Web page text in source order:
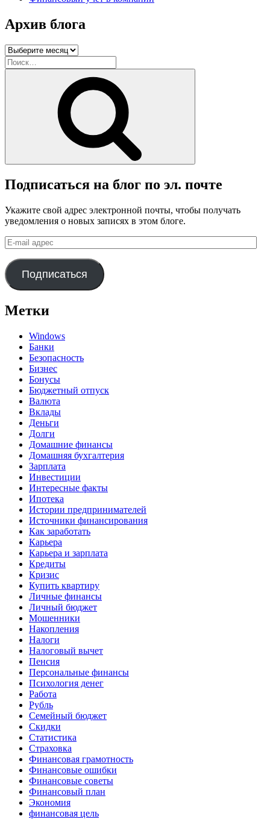
Архив блога
Архив
блога
Искать:
Подписаться на блог по эл. почте
Укажите свой адрес электронной почты, чтобы получать
уведомления о новых записях в этом блоге.
E-
mail
адрес
Подписаться
Метки
Windows
Банки
Безопасность
Бизнес
Бонусы
Бюджетный отпуск
Валюта
Вклады
Деньги
Долги
Домашние финансы
Домашняя бухгалтерия
Зарплата
Инвестиции
Интересные факты
Ипотека
Истории предпринимателей
Источники финансирования
Как заработать
Карьера
Карьера и зарплата
Кредиты
Кризис
Купить квартиру
Личные финансы
Личный бюджет
Мошенники
Накопления
Налоги
Налоговый вычет
Пенсия
Персональные финансы
Психология денег
Работа
Рубль
Семейный бюджет
Скидки
Статистика
Страховка
Финансовая грамотность
Финансовые ошибки
Финансовые советы
Финансовый план
Экономия
финансовая цель